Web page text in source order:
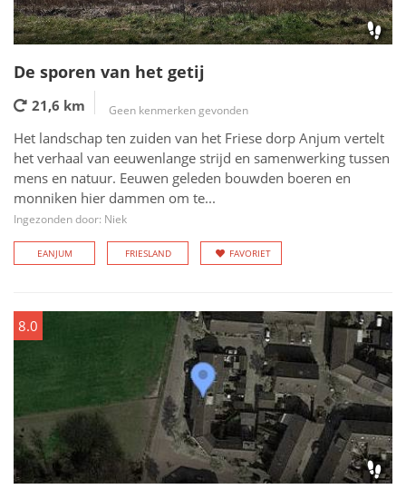
De sporen van het getij
21,6 km Geen kenmerken gevonden
Het landschap ten zuiden van het Friese dorp Anjum vertelt
het verhaal van eeuwenlange strijd en samenwerking tussen
mens en natuur. Eeuwen geleden bouwden boeren en
monniken hier dammen om te...
Ingezonden door: Niek
EANJUM FRIESLAND FAVORIET
8.0